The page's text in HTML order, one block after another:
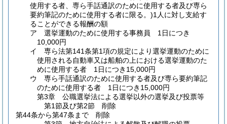
使用する者、専ら手話通訳のために使用する者及び専ら
要約筆記のために使用する者に限る。)1人に対し支給す
ることができる報酬の額
ア
選挙運動のために使用する事務員 1日につき
10,000円
イ
専ら法第141条第1項の規定により選挙運動のために
使用される自動車又は船舶の上における選挙運動のた
めに使用する者 1日につき15,000円
ウ
専ら手話通訳のために使用する者及び専ら要約筆記
のために使用する者 1日につき15,000円
第3章
公職選挙法による選挙以外の選挙及び投票等
第1節及び第2節
削除
第44条から第47条まで
削除